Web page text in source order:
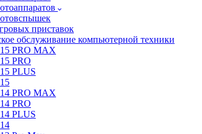
приставок
обслуживание компьютерной техники
PRO MAX
PRO
PLUS
PRO MAX
PRO
PLUS